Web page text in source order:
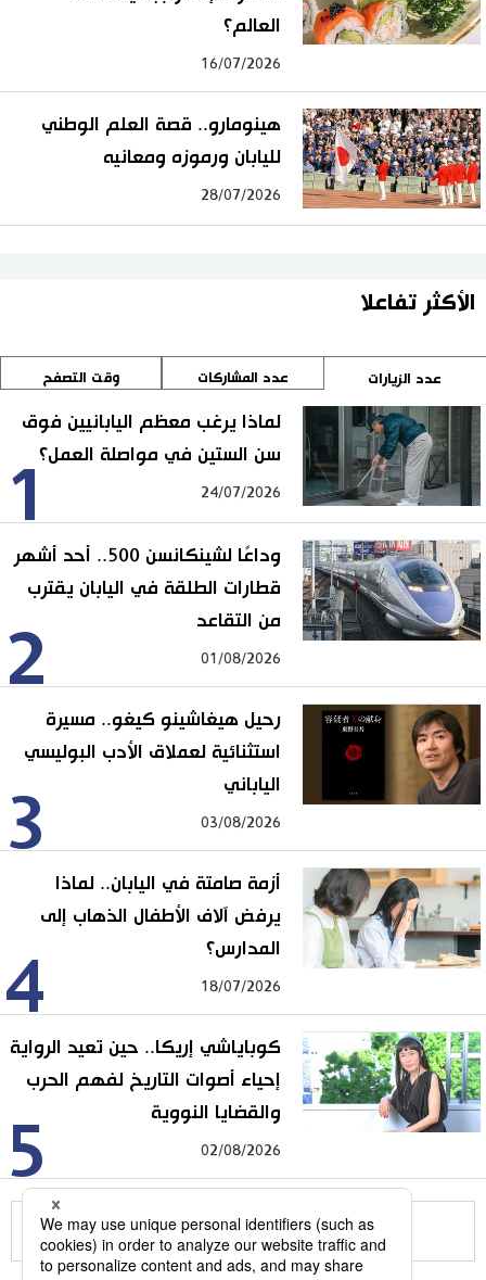
العالم؟
16/07/2026
هينومارو.. قصة العلم الوطني
لليابان ورموزه ومعانيه
28/07/2026
الأكثر تفاعلا
عدد الزيارات عدد المشاركات وقت التصفح
1
لماذا يرغب معظم اليابانيين فوق
سن الستين في مواصلة العمل؟
24/07/2026
2
وداعًا لشينكانسن 500.. أحد أشهر
قطارات الطلقة في اليابان يقترب
من التقاعد
01/08/2026
3
رحيل هيغاشينو كيغو.. مسيرة
استثنائية لعملاق الأدب البوليسي
الياباني
03/08/2026
4
أزمة صامتة في اليابان.. لماذا
يرفض آلاف الأطفال الذهاب إلى
المدارس؟
18/07/2026
5
كوباياشي إريكا.. حين تعيد الرواية
إحياء أصوات التاريخ لفهم الحرب
والقضايا النووية
02/08/2026
للمزيد